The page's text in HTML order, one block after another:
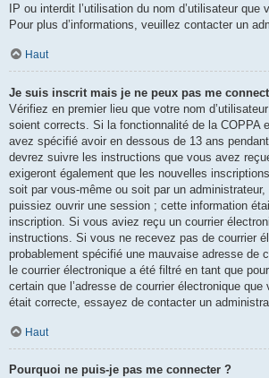
IP ou interdit l’utilisation du nom d’utilisateur que
Pour plus d’informations, veuillez contacter un
Haut
Je suis inscrit mais je ne peux pas me
Vérifiez en premier lieu que votre nom
soient corrects. Si la fonctionnalité de la COPPA
avez spécifié avoir en dessous de 13 ans
devrez suivre les instructions que vous avez
exigeront également que les nouvelles
soit par vous-même ou soit par un
puissiez ouvrir une session ; cette information
inscription. Si vous aviez reçu un courrier
instructions. Si vous ne recevez pas de courrier
probablement spécifié une mauvaise adresse de
le courrier électronique a été filtré en tant que
certain que l’adresse de courrier électronique
était correcte, essayez de contacter un
Haut
Pourquoi ne puis-je pas me connecter ?